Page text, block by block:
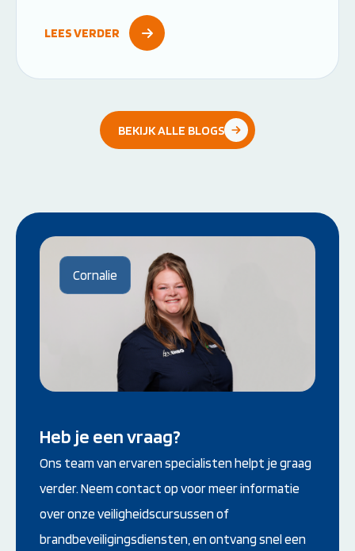
met reanimeren vergroot je de overlevingskans
LEES VERDER
BEKIJK ALLE BLOGS
Cornalie
Heb je een vraag?
Ons team van ervaren specialisten helpt je graag
verder. Neem contact op voor meer informatie
over onze veiligheidscursussen of
brandbeveiligingsdiensten, en ontvang snel een